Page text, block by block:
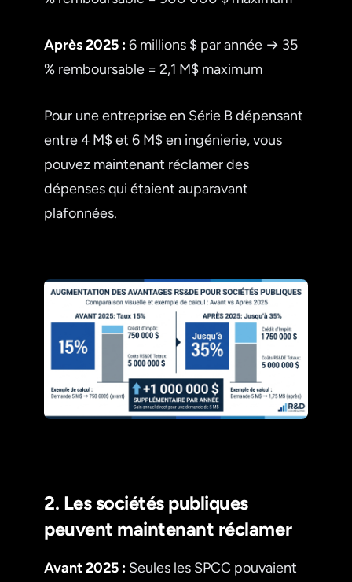
Après 2025 :6 millions $ par année → 35
% remboursable = 2,1 M$ maximum
Pour une entreprise en Série B dépensant
entre 4 M$ et 6 M$ en ingénierie, vous
pouvez maintenant réclamer des
dépenses qui étaient auparavant
plafonnées.
2. Les sociétés publiques
peuvent maintenant réclamer
Avant 2025 : Seules les SPCC pouvaient